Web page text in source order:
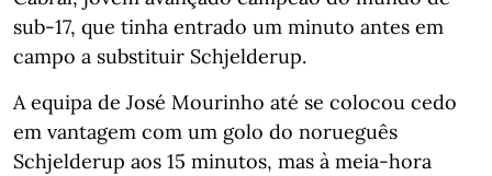
sub-17, que tinha entrado um minuto antes em
campo a substituir Schjelderup.
A equipa de José Mourinho até se colocou cedo
em vantagem com um golo do norueguês
Schjelderup aos 15 minutos, mas à meia-hora